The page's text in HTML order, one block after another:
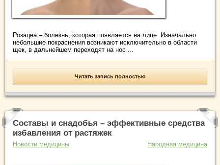
Розацеа – болезнь, которая появляется на лице. Изначально
небольшие покраснения возникают исключительно в области
щек, в дальнейшем переходят на нос ...
Читать запись полностью
Составы и снадобья – эффективные средства
избавления от растяжек
Новости медицины Народная медицина